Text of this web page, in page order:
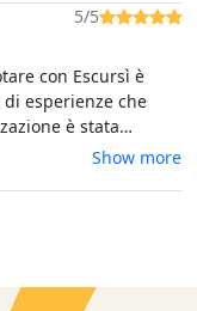
unito e motivato.
e lo consiglio
di
5/5
con Escursì è
esperienze che
è stata
in questaShow more